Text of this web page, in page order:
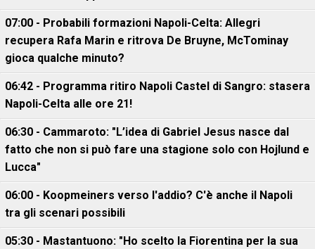
07:00 - Probabili formazioni Napoli-Celta: Allegri
recupera Rafa Marin e ritrova De Bruyne, McTominay
gioca qualche minuto?
06:42 - Programma ritiro Napoli Castel di Sangro: stasera
Napoli-Celta alle ore 21!
06:30 - Cammaroto: "L’idea di Gabriel Jesus nasce dal
fatto che non si può fare una stagione solo con Hojlund e
Lucca"
06:00 - Koopmeiners verso l'addio? C'è anche il Napoli
tra gli scenari possibili
05:30 - Mastantuono: "Ho scelto la Fiorentina per la sua